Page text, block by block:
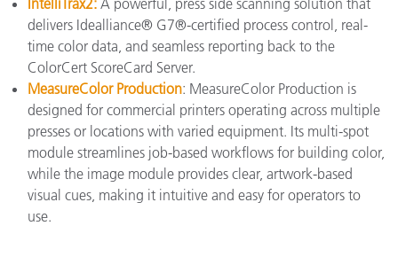
delivers Idealliance® G7®-certified process control, real-
time color data, and seamless reporting back to the
ColorCert ScoreCard Server.
MeasureColor Production: MeasureColor Production is
designed for commercial printers operating across multiple
presses or locations with varied equipment. Its multi-spot
module streamlines job-based workflows for building color,
while the image module provides clear, artwork-based
visual cues, making it intuitive and easy for operators to
use.